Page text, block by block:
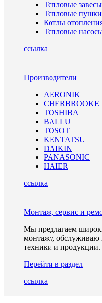
Тепловые завесы
Тепловые пушки
Котлы
Тепловые
ссылка
Производители
AERONIK
CHERBROOKE
TOSHIBA
BALLU
TOSOT
KENTATSU
DAIKIN
PANASONIC
HAIER
ссылка
Монтаж, сервис и
Мы предлагаем
монтажу, обслуживаю
техники и продукции.
Перейти в раздел
ссылка